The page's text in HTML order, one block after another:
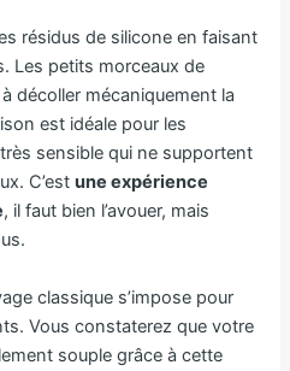
résidus de silicone en faisant
Les petits morceaux de
décoller mécaniquement la
est idéale pour les
sensible qui ne supportent
C’estune expérience
, il faut bien l’avouer, mais
classique s’impose pour
Vous constaterez que votre
souple grâce à cette